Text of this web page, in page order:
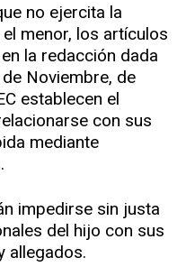
no ejercita la
menor, los artículos
en la redacción dada
Noviembre, de
establecen el
con sus
mediante
impedirse sin justa
del hijo con sus
allegados.